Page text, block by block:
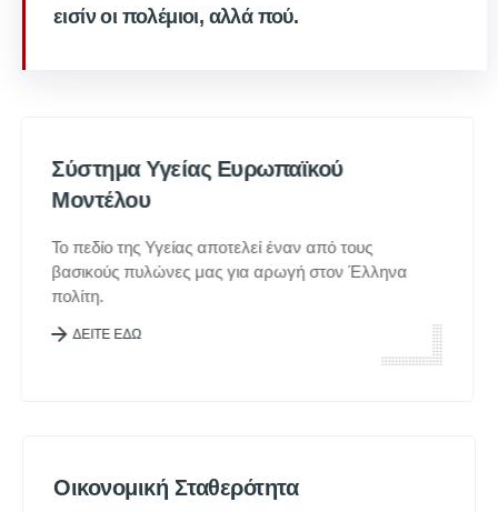
εισίν οι πολέμιοι, αλλά πού.
Σύστημα Υγείας Ευρωπαϊκού
Μοντέλου
Το πεδίο της Υγείας αποτελεί έναν από τους
βασικούς πυλώνες μας για αρωγή στον Έλληνα
πολίτη.
ΔΕΙΤΕ ΕΔΩ
Οικονομική Σταθερότητα